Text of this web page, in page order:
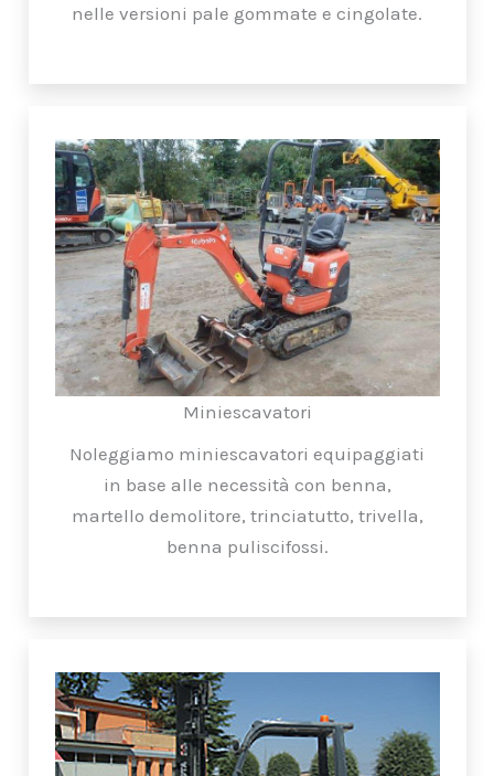
nelle versioni pale gommate e cingolate.
Miniescavatori
Noleggiamo miniescavatori equipaggiati
in base alle necessità con benna,
martello demolitore, trinciatutto, trivella,
benna puliscifossi.